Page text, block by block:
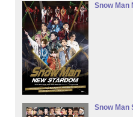
Snow Man
Snow Man